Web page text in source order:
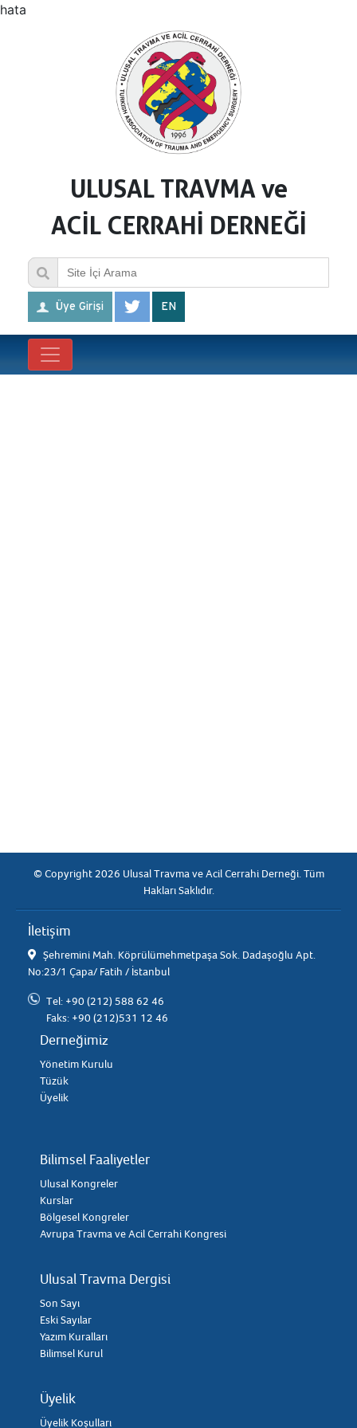
hata
ULUSAL TRAVMA ve
ACİL CERRAHİ DERNEĞİ
Üye Girişi EN
© Copyright 2026 Ulusal Travma ve Acil Cerrahi Derneği. Tüm
Hakları Saklıdır.
İletişim
Şehremini Mah. Köprülümehmetpaşa Sok. Dadaşoğlu Apt.
No:23/1 Çapa/ Fatih / İstanbul
Tel: +90 (212) 588 62 46
Faks: +90 (212)531 12 46
Derneğimiz
Yönetim Kurulu
Tüzük
Üyelik
Bilimsel Faaliyetler
Ulusal Kongreler
Kurslar
Bölgesel Kongreler
Avrupa Travma ve Acil Cerrahi Kongresi
Ulusal Travma Dergisi
Son Sayı
Eski Sayılar
Yazım Kuralları
Bilimsel Kurul
Üyelik
Üyelik Koşulları